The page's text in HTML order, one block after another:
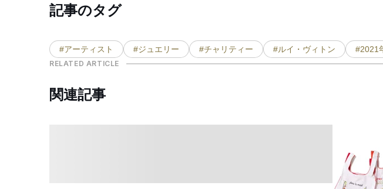
記事のタグ
#アーティスト #ジュエリー #チャリティー #ルイ・ヴィトン #2021
RELATED ARTICLE
関連記事